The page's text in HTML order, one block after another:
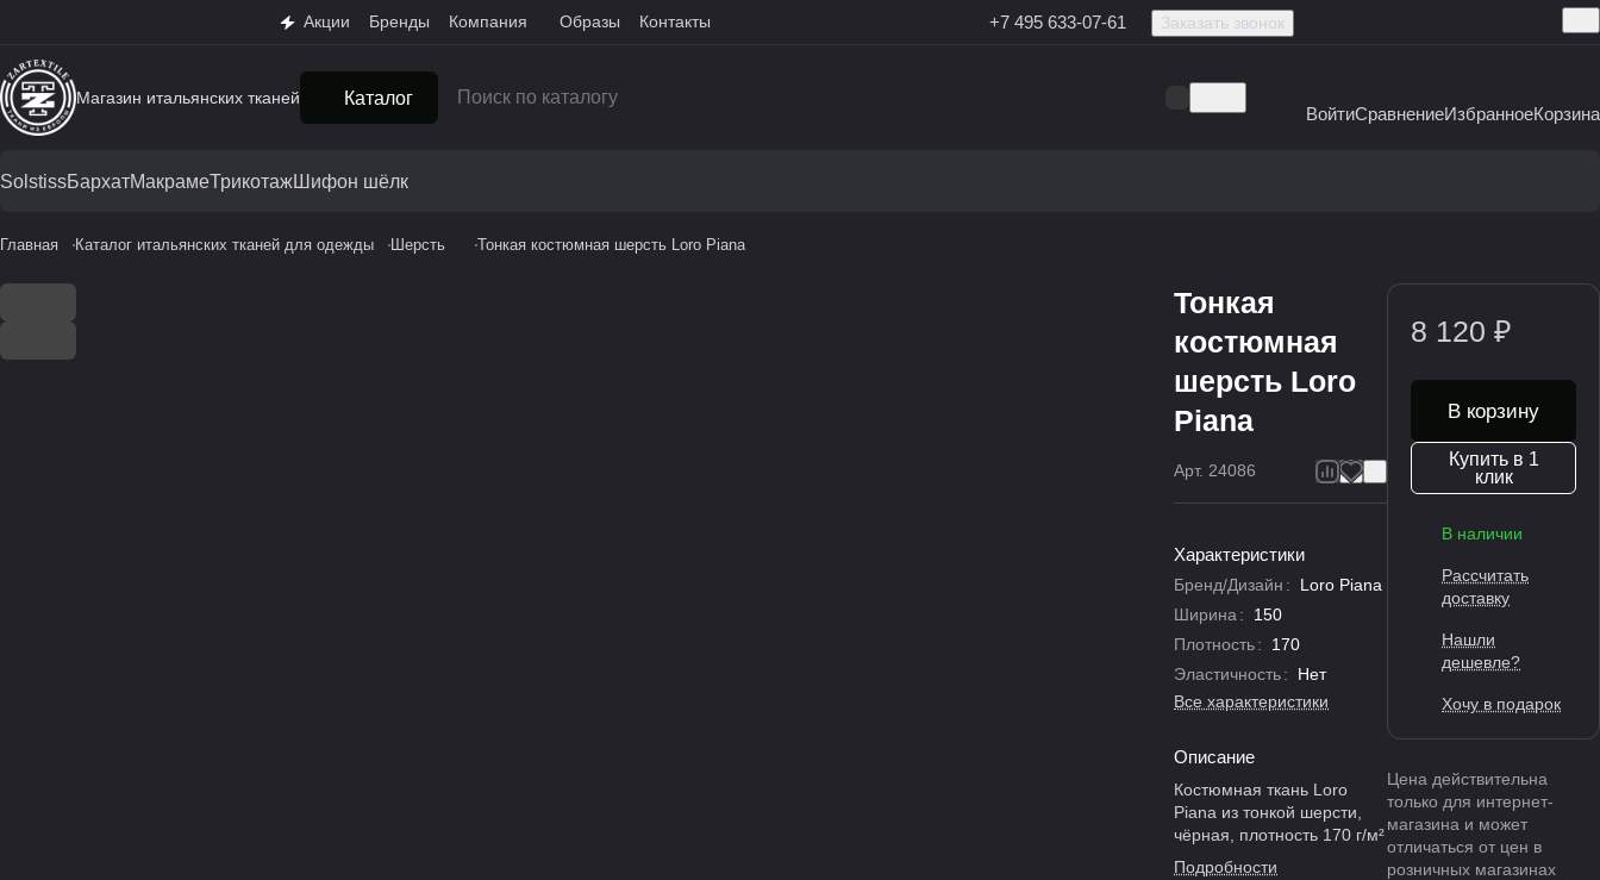
Акции Бренды Компания Образы Контакты +7 495 633-07-61 Заказать звонок
Магазин итальянских тканей Каталог
ВойтиСравнениеИзбранноеКорзина
SolstissБархатМакрамеТрикотажШифон шёлк
Главная Каталог итальянских тканей для одежды Шерсть Тонкая костюмная шерсть Loro Piana
Тонкая
костюмная
шерсть Loro
Piana
Арт. 24086
Характеристики
Бренд/Дизайн :
Loro Piana
Ширина :
150
Плотность:
170
Эластичность:
Нет
Все характеристики
Описание
Костюмная ткань Loro
Piana из тонкой шерсти,
чёрная, плотность 170 г/м²
Подробности
8 120 ₽
В корзину
Купить в 1
клик
В наличии
Рассчитать
доставку
Нашли
дешевле?
Хочу в подарок
Цена действительна
только для интернет-
магазина и может
отличаться от цен в
розничных магазинах